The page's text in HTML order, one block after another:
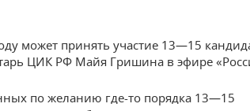
может принять участие 13—15
ЦИК РФ Майя Гришина в эфире
по желанию где-то порядка 13—15